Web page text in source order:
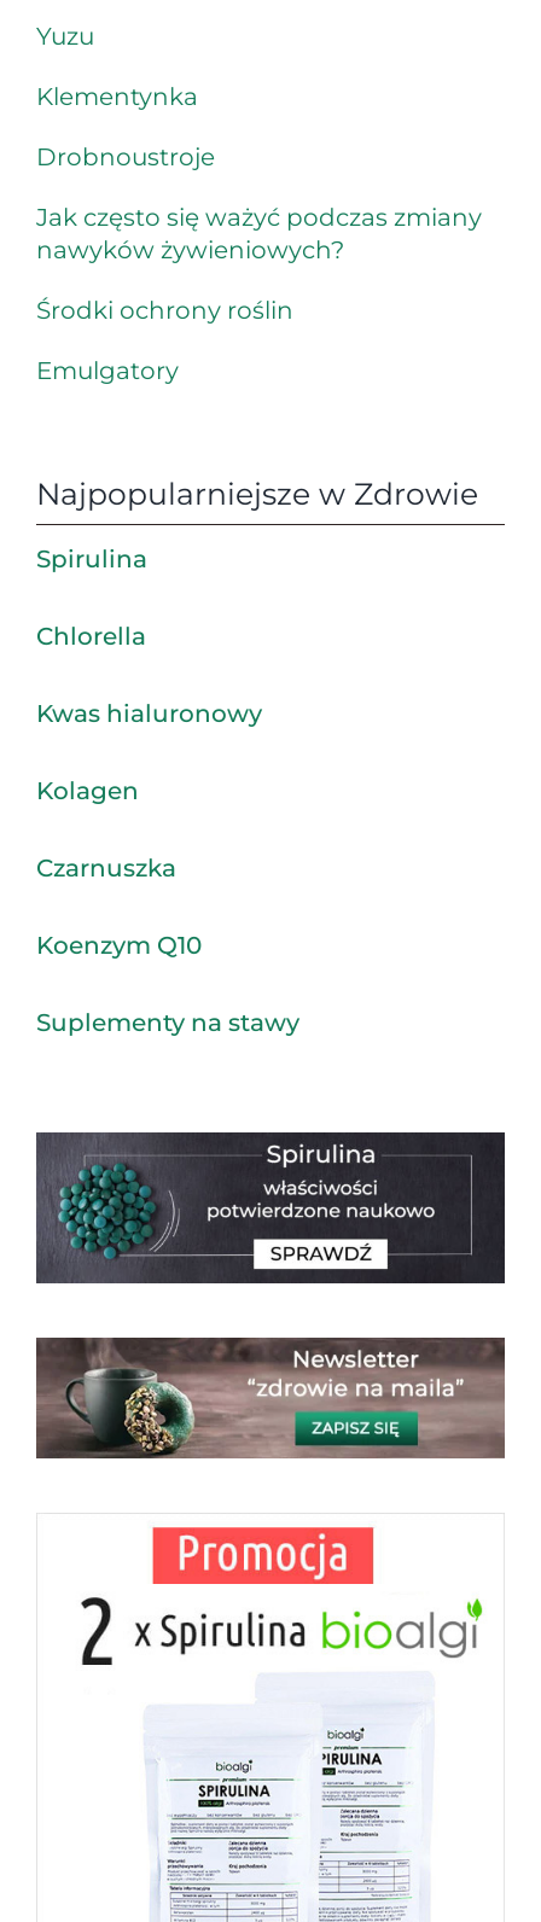
Yuzu
Klementynka
Drobnoustroje
Jak często się ważyć podczas zmiany
nawyków żywieniowych?
Środki ochrony roślin
Emulgatory
Najpopularniejsze w Zdrowie
Spirulina
Chlorella
Kwas hialuronowy
Kolagen
Czarnuszka
Koenzym Q10
Suplementy na stawy